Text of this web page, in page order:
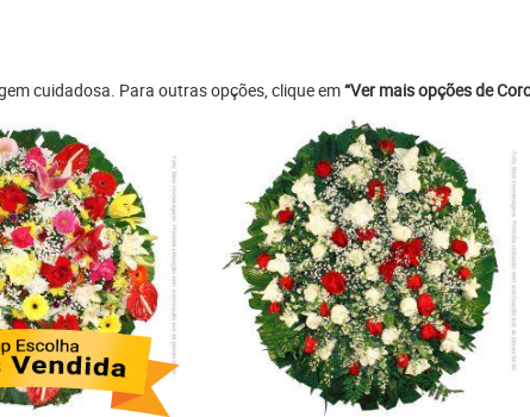
cuidadosa. Para outras opções, clique em“Ver mais opções de